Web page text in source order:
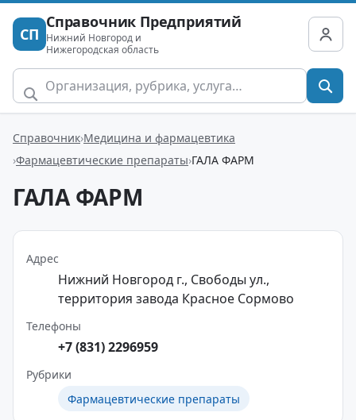
СП
Справочник Предприятий
Нижний Новгород и
Нижегородская область
Справочник Медицина и фармацевтика
Фармацевтические препараты ГАЛА ФАРМ
ГАЛА ФАРМ
Адрес
Нижний Новгород г., Свободы ул.,
территория завода Красное Сормово
Телефоны
+7 (831) 2296959
Рубрики
Фармацевтические препараты